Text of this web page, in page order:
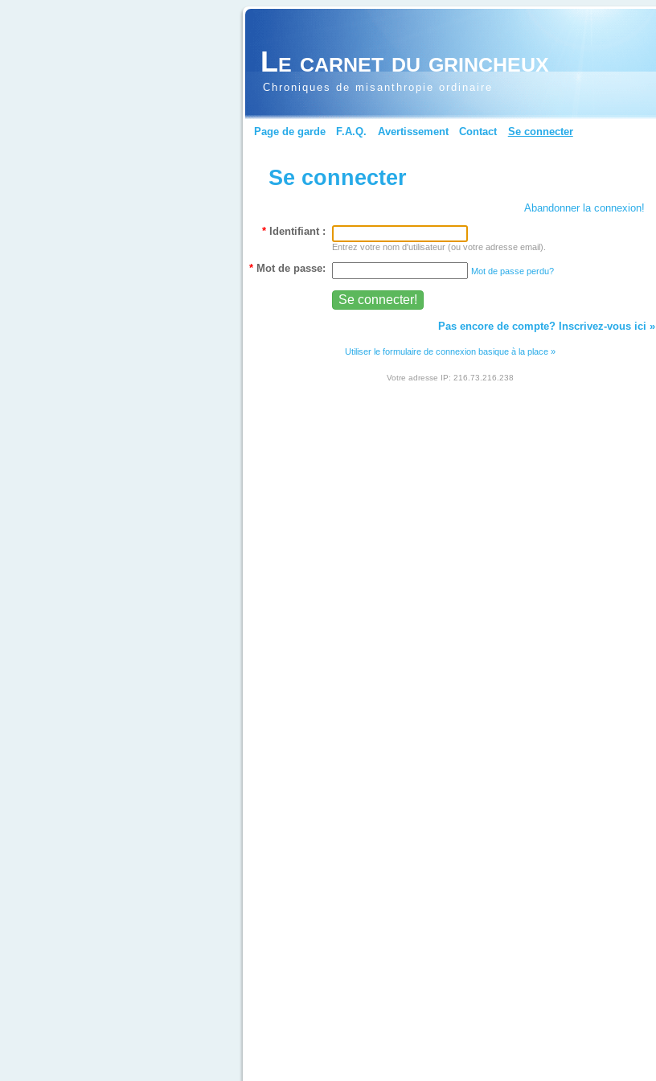
Le carnet du grincheux
Chroniques de misanthropie ordinaire
Page de garde F.A.Q. Avertissement Contact Se connecter
Se connecter
Abandonner la connexion!
* Identifiant :
Entrez votre nom d'utilisateur (ou votre adresse email).
* Mot de passe: Mot de passe perdu?
Pas encore de compte? Inscrivez-vous ici »
Utiliser le formulaire de connexion basique à la place »
Votre adresse IP: 216.73.216.238